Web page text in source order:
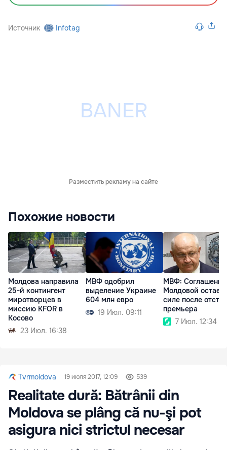
Источник Infotag
Разместить рекламу на сайте
Похожие новости
Молдова направила
25-й контингент
миротворцев в
миссию KFOR в
Косово
23 Июл. 16:38
МВФ одобрил
выделение Украине
604 млн евро
19 Июл. 09:11
МВФ:
Молдовой
силе после
премьера
7 Июл. 12:34
Tvrmoldova 19 июля 2017, 12:09 539
Realitate dură: Bătrânii din
Moldova se plâng că nu-şi pot
asigura nici strictul necesar